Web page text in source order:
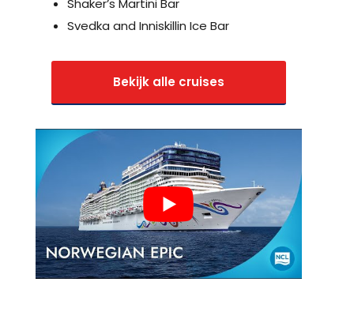
Shaker’s Martini Bar
Svedka and Inniskillin Ice Bar
Bekijk alle cruises